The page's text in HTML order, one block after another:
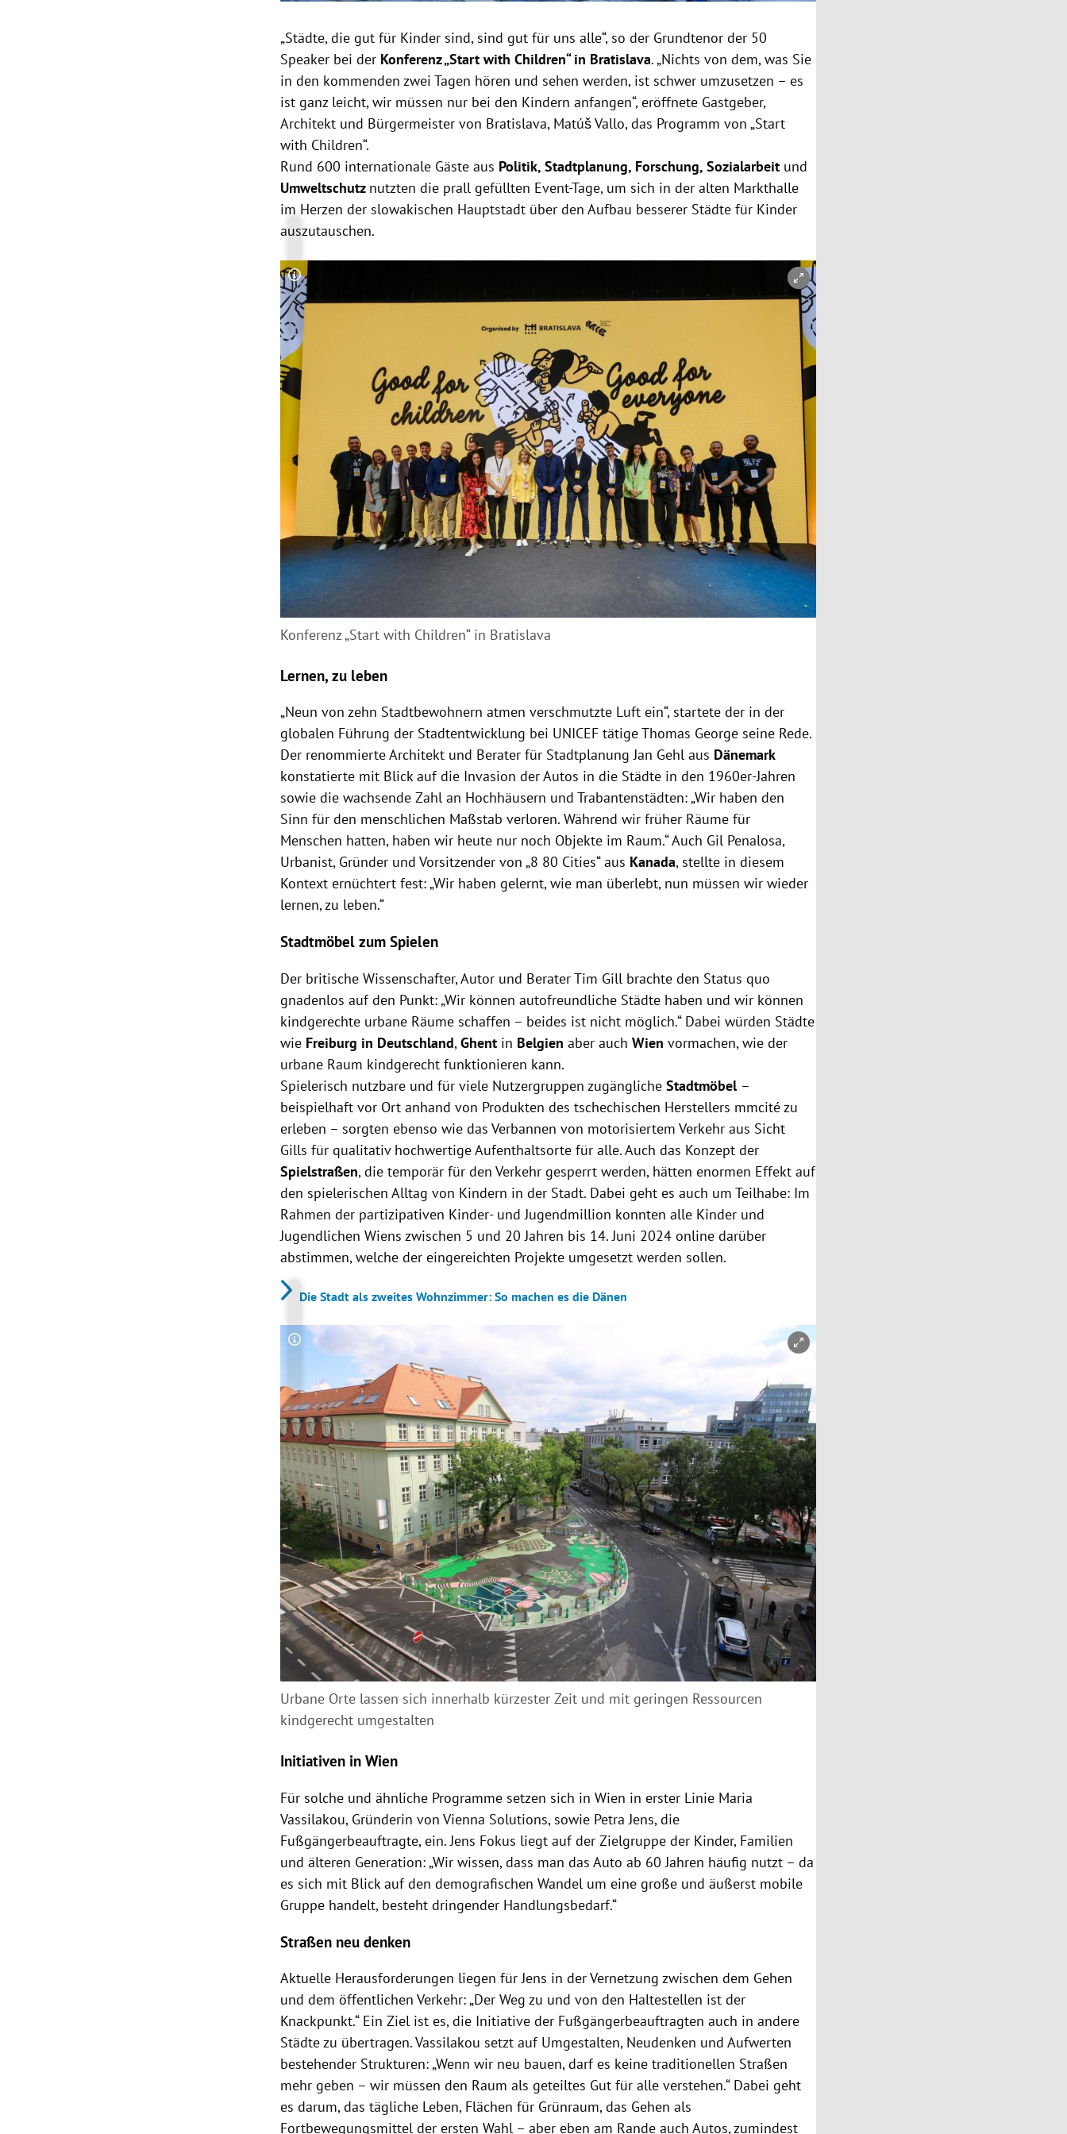
„Städte, die gut für Kinder sind, sind gut für uns alle“, so der Grundtenor der 50
Speaker bei der Konferenz „Start with Children“ in Bratislava. „Nichts von dem, was Sie
in den kommenden zwei Tagen hören und sehen werden, ist schwer umzusetzen – es
ist ganz leicht, wir müssen nur bei den Kindern anfangen“, eröffnete Gastgeber,
Architekt und Bürgermeister von Bratislava, Matúš Vallo, das Programm von „Start
with Children“.
Rund 600 internationale Gäste aus Politik, Stadtplanung, Forschung, Sozialarbeit und
Umweltschutz nutzten die prall gefüllten Event-Tage, um sich in der alten Markthalle
im Herzen der slowakischen Hauptstadt über den Aufbau besserer Städte für Kinder
auszutauschen.
Copyright-Hinweis öffnen/schließen
Konferenz „Start with Children“ in Bratislava
Lernen, zu leben
„Neun von zehn Stadtbewohnern atmen verschmutzte Luft ein“, startete der in der
globalen Führung der Stadtentwicklung bei UNICEF tätige Thomas George seine Rede.
Der renommierte Architekt und Berater für Stadtplanung Jan Gehl aus Dänemark
konstatierte mit Blick auf die Invasion der Autos in die Städte in den 1960er-Jahren
sowie die wachsende Zahl an Hochhäusern und Trabantenstädten: „Wir haben den
Sinn für den menschlichen Maßstab verloren. Während wir früher Räume für
Menschen hatten, haben wir heute nur noch Objekte im Raum.“ Auch Gil Penalosa,
Urbanist, Gründer und Vorsitzender von „8 80 Cities“ aus Kanada, stellte in diesem
Kontext ernüchtert fest: „Wir haben gelernt, wie man überlebt, nun müssen wir wieder
lernen, zu leben.“
Stadtmöbel zum Spielen
Der britische Wissenschafter, Autor und Berater Tim Gill brachte den Status quo
gnadenlos auf den Punkt: „Wir können autofreundliche Städte haben und wir können
kindgerechte urbane Räume schaffen – beides ist nicht möglich.“ Dabei würden Städte
wie Freiburg in Deutschland,Ghent in Belgienaber auchWienvormachen, wie der
urbane Raum kindgerecht funktionieren kann.
Spielerisch nutzbare und für viele Nutzergruppen zugänglicheStadtmöbel –
beispielhaft vor Ort anhand von Produkten des tschechischen Herstellers mmcité zu
erleben – sorgten ebenso wie das Verbannen von motorisiertem Verkehr aus Sicht
Gills für qualitativ hochwertige Aufenthaltsorte für alle. Auch das Konzept der
Spielstraßen, die temporär für den Verkehr gesperrt werden, hätten enormen Effekt auf
den spielerischen Alltag von Kindern in der Stadt. Dabei geht es auch um Teilhabe: Im
Rahmen der partizipativen Kinder- und Jugendmillion konnten alle Kinder und
Jugendlichen Wiens zwischen 5 und 20 Jahren bis 14. Juni 2024 online darüber
abstimmen, welche der eingereichten Projekte umgesetzt werden sollen.
Die Stadt als zweites Wohnzimmer: So machen es die Dänen
Copyright-Hinweis öffnen/schließen
Urbane Orte lassen sich innerhalb kürzester Zeit und mit geringen Ressourcen
kindgerecht umgestalten
Initiativen in Wien
Für solche und ähnliche Programme setzen sich in Wien in erster Linie Maria
Vassilakou, Gründerin von Vienna Solutions, sowie Petra Jens, die
Fußgängerbeauftragte, ein. Jens Fokus liegt auf der Zielgruppe der Kinder, Familien
und älteren Generation: „Wir wissen, dass man das Auto ab 60 Jahren häufig nutzt – da
es sich mit Blick auf den demografischen Wandel um eine große und äußerst mobile
Gruppe handelt, besteht dringender Handlungsbedarf.“
Straßen neu denken
Aktuelle Herausforderungen liegen für Jens in der Vernetzung zwischen dem Gehen
und dem öffentlichen Verkehr: „Der Weg zu und von den Haltestellen ist der
Knackpunkt.“ Ein Ziel ist es, die Initiative der Fußgängerbeauftragten auch in andere
Städte zu übertragen. Vassilakou setzt auf Umgestalten, Neudenken und Aufwerten
bestehender Strukturen: „Wenn wir neu bauen, darf es keine traditionellen Straßen
mehr geben – wir müssen den Raum als geteiltes Gut für alle verstehen.“ Dabei geht
es darum, das tägliche Leben, Flächen für Grünraum, das Gehen als
Fortbewegungsmittel der ersten Wahl – aber eben am Rande auch Autos, zumindest